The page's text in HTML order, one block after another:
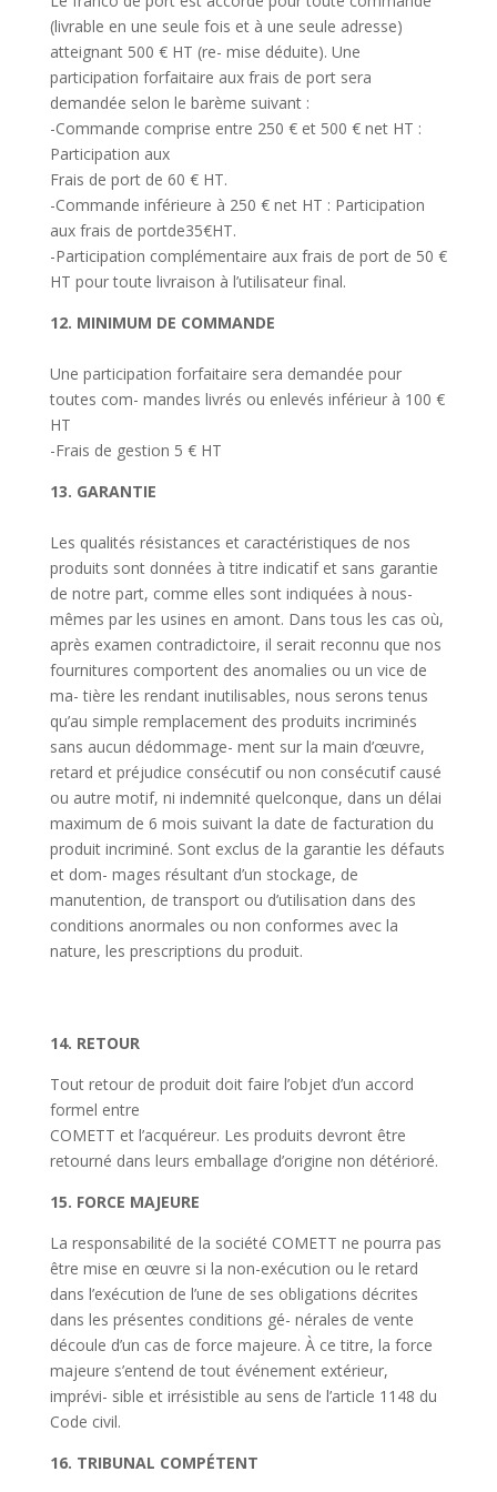
(livrable en une seule fois et à une seule adresse)
atteignant 500 € HT (re- mise déduite). Une
participation forfaitaire aux frais de port sera
demandée selon le barème suivant :
-Commande comprise entre 250 € et 500 € net HT :
Participation aux
Frais de port de 60 € HT.
-Commande inférieure à 250 € net HT : Participation
aux frais de portde35€HT.
-Participation complémentaire aux frais de port de 50 €
HT pour toute livraison à l’utilisateur final.
12. MINIMUM DE COMMANDE
Une participation forfaitaire sera demandée pour
toutes com- mandes livrés ou enlevés inférieur à 100 €
HT
-Frais de gestion 5 € HT
13. GARANTIE
Les qualités résistances et caractéristiques de nos
produits sont données à titre indicatif et sans garantie
de notre part, comme elles sont indiquées à nous-
mêmes par les usines en amont. Dans tous les cas où,
après examen contradictoire, il serait reconnu que nos
fournitures comportent des anomalies ou un vice de
ma- tière les rendant inutilisables, nous serons tenus
qu’au simple remplacement des produits incriminés
sans aucun dédommage- ment sur la main d’œuvre,
retard et préjudice consécutif ou non consécutif causé
ou autre motif, ni indemnité quelconque, dans un délai
maximum de 6 mois suivant la date de facturation du
produit incriminé. Sont exclus de la garantie les défauts
et dom- mages résultant d’un stockage, de
manutention, de transport ou d’utilisation dans des
conditions anormales ou non conformes avec la
nature, les prescriptions du produit.
14. RETOUR
Tout retour de produit doit faire l’objet d’un accord
formel entre
COMETT et l’acquéreur. Les produits devront être
retourné dans leurs emballage d’origine non détérioré.
15. FORCE MAJEURE
La responsabilité de la société COMETT ne pourra pas
être mise en œuvre si la non-exécution ou le retard
dans l’exécution de l’une de ses obligations décrites
dans les présentes conditions gé- nérales de vente
découle d’un cas de force majeure. À ce titre, la force
majeure s’entend de tout événement extérieur,
imprévi- sible et irrésistible au sens de l’article 1148 du
Code civil.
16. TRIBUNAL COMPÉTENT